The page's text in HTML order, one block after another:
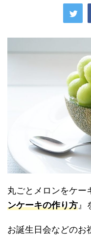
丸ごとメロンをケー
ンケーキの作り方 』
お誕生日会などのお